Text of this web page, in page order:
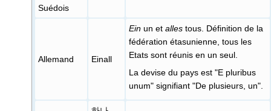
Suédois
Allemand Einall
Ein un et alles tous. Définition de la
fédération étasunienne, tous les
Etats sont réunis en un seul.
La devise du pays est "E pluribus
unum" signifiant "De plusieurs, un".